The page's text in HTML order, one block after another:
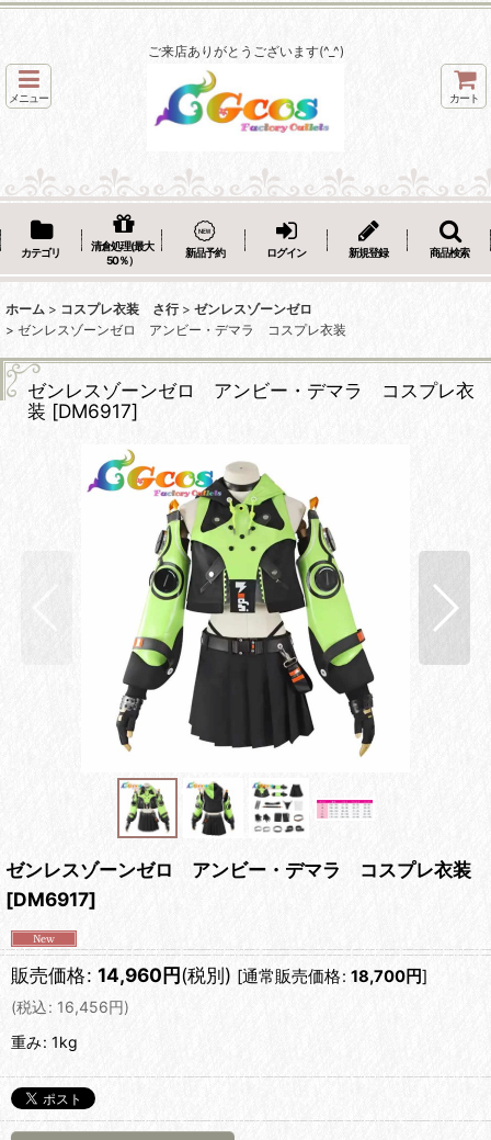
ご来店ありがとうございます(^_^)
メニュー カート
カテゴリ
清倉処理(最大
50％）
新品予約 ログイン 新規登録 商品検索
ホーム > コスプレ衣装 さ行 > ゼンレスゾーンゼロ
> ゼンレスゾーンゼロ アンビー・デマラ コスプレ衣装
ゼンレスゾーンゼロ アンビー・デマラ コスプレ衣
装 [DM6917]
ゼンレスゾーンゼロ アンビー・デマラ コスプレ衣装
[DM6917]
販売価格: 14,960円(税別) [通常販売価格: 18,700円]
(税込: 16,456円)
重み: 1kg